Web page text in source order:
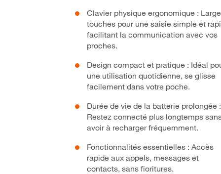
Clavier physique ergonomique : Large
touches pour une saisie simple et
facilitant la communication avec vos
proches.
Design compact et pratique : Idéal
une utilisation quotidienne, se glisse
facilement dans votre poche.
Durée de vie de la batterie prolongée :
Restez connecté plus longtemps
avoir à recharger fréquemment.
Fonctionnalités essentielles : Accès
rapide aux appels, messages et
contacts, sans fioritures.